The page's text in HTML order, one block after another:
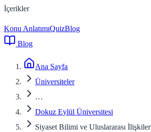
İçerikler
Konu AnlatımıQuizBlog
Blog
Ana Sayfa
Üniversiteler
…
Dokuz Eylül Üniversitesi
Siyaset Bilimi ve Uluslararası İlişkiler